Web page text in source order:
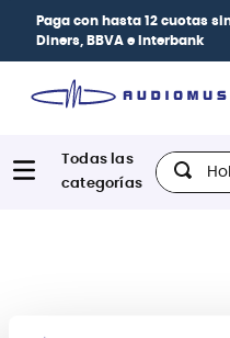
Paga con hasta 12 cuotas
Diners, BBVA e Interbank
Hola,